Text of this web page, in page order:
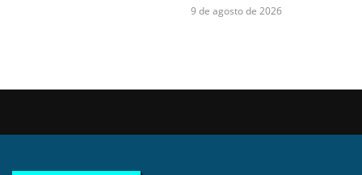
9 de agosto de 2026